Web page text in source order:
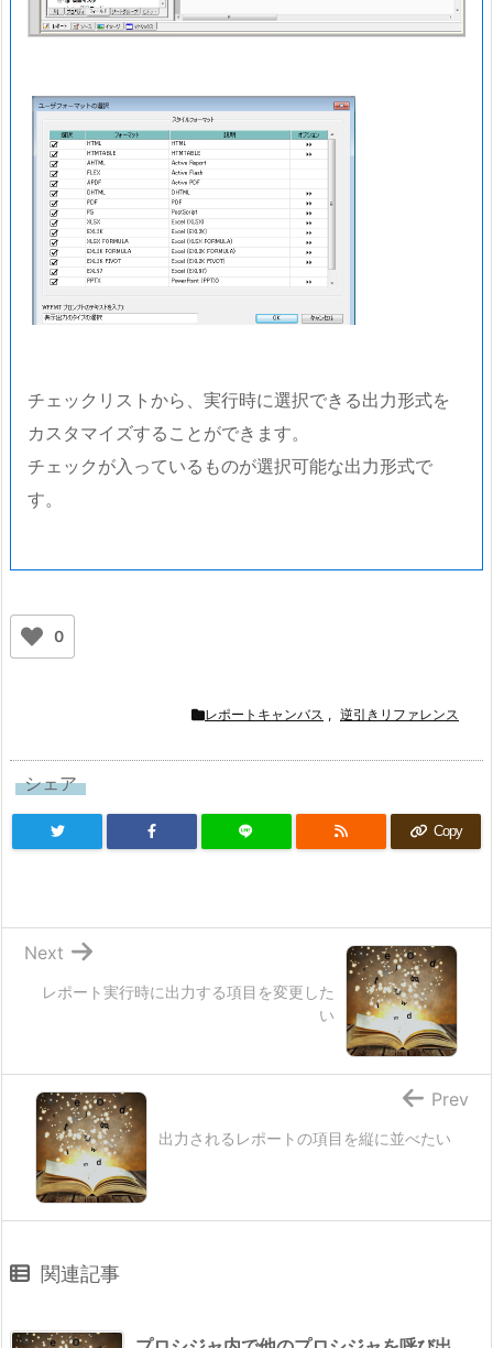
チェックリストから、実行時に選択できる出力形式を
カスタマイズすることができます。
チェックが入っているものが選択可能な出力形式で
す。
0
レポートキャンバス , 逆引きリファレンス
シェア
Copy
レポート実行時に出力する項目を変更した
い
Next
出力されるレポートの項目を縦に並べたい
Prev
関連記事